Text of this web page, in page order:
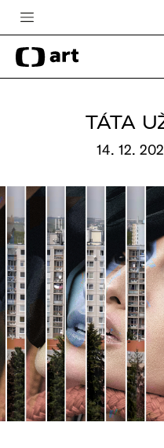
Česká televize
Zpravodajství
Pro děti
edu
Vše o ČT
TÁTA
14. 12.